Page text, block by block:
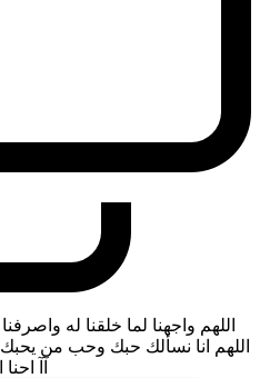
اللهم واجهنا لما خلقنا له
اللهم انا نسألك حبك وحب من
آآ